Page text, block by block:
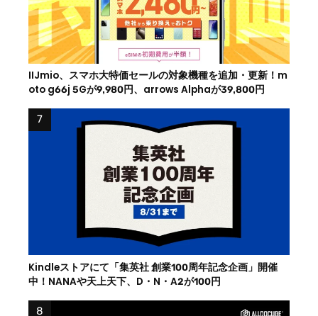
IIJmio、スマホ大特価セールの対象機種を追加・更新！m
oto g66j 5Gが9,980円、arrows Alphaが39,800円
Kindleストアにて「集英社 創業100周年記念企画」開催
中！NANAや天上天下、D・N・A2が100円